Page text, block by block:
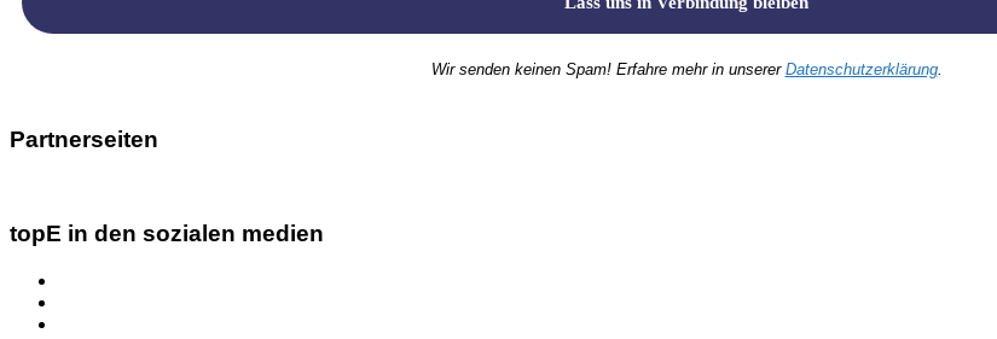
Wir senden keinen Spam! Erfahre mehr in unserer Datenschutzerklärung.
Partnerseiten
topE in den sozialen medien